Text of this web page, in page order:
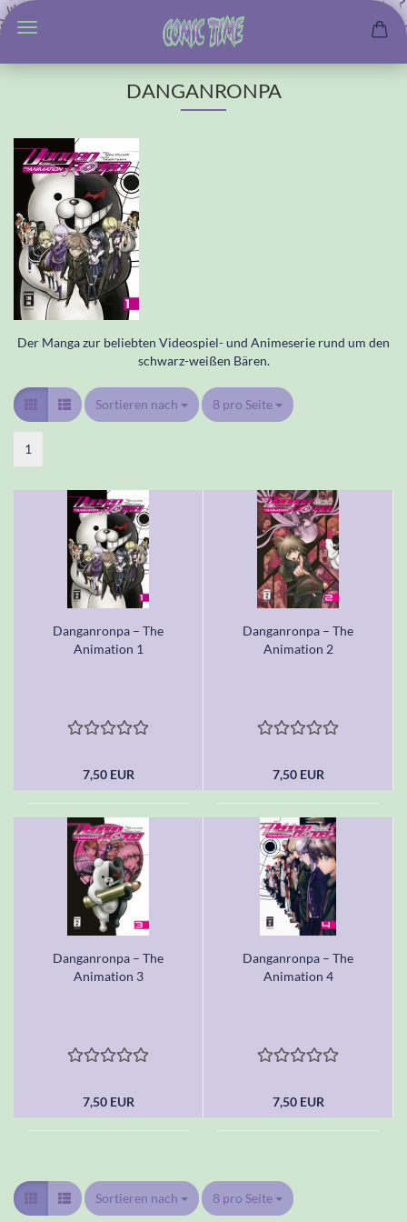
DANGANRONPA
Der Manga zur beliebten Videospiel- und Animeserie rund um den
schwarz-weißen Bären.
Sortieren nach
Sortieren nach 8 pro Seite
pro Seite
1
Danganronpa – The
Animation 1
7,50 EUR
Danganronpa – The
Animation 2
7,50 EUR
Danganronpa – The
Animation 3
7,50 EUR
Danganronpa – The
Animation 4
7,50 EUR
Sortieren nach
Sortieren nach 8 pro Seite
pro Seite